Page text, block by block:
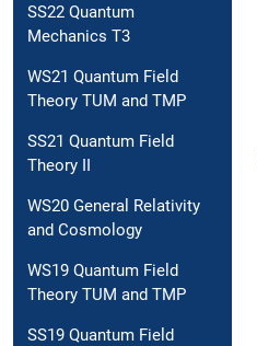
SS22 Quantum
Mechanics T3
WS21 Quantum Field
Theory TUM and TMP
SS21 Quantum Field
Theory II
WS20 General Relativity
and Cosmology
WS19 Quantum Field
Theory TUM and TMP
SS19 Quantum Field